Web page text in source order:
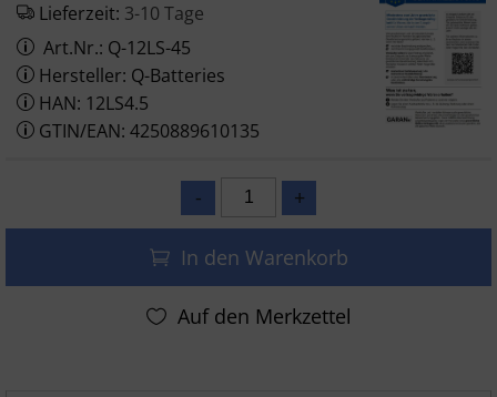
Lieferzeit: 3-10 Tage
Art.Nr.: Q-12LS-45
Hersteller: Q-Batteries
HAN: 12LS4.5
GTIN/EAN: 4250889610135
In den Warenkorb